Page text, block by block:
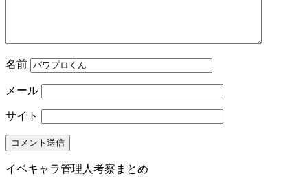
名前
メール
サイト
イベキャラ管理人考察まとめ